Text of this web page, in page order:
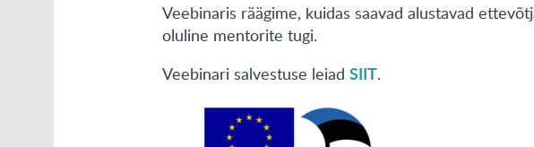
Veebinaris räägime, kuidas saavad alustavad
oluline mentorite tugi.
Veebinari salvestuse leiadSIIT.